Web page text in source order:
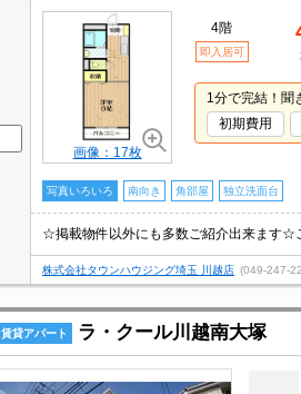
画像：17枚
4階
即入居可
1分で完結！聞
初期費用
写真いろいろ 南向き 角部屋 独立洗面台
☆掲載物件以外にも多数ご紹介出来ます☆
株式会社タウンハウジング埼玉 川越店 (049-247-
賃貸アパート ラ・クール川越南大塚